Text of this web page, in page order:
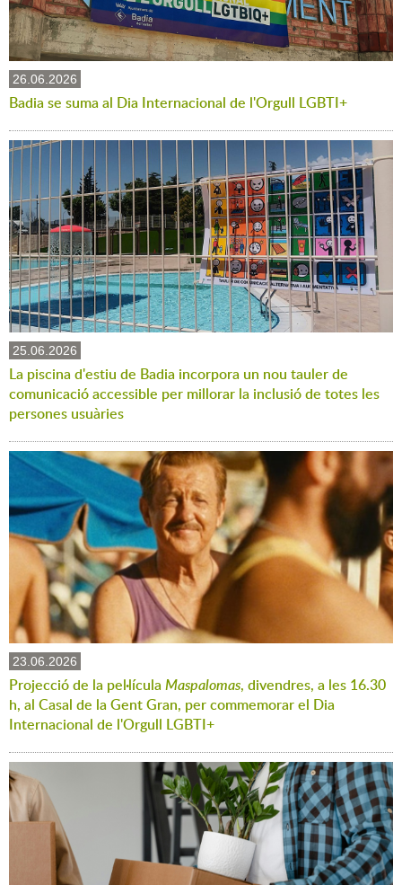
26.06.2026
Badia se suma al Dia Internacional de l'Orgull LGBTI+
25.06.2026
La piscina d'estiu de Badia incorpora un nou tauler de
comunicació accessible per millorar la inclusió de totes les
persones usuàries
23.06.2026
Projecció de la pel·lícula Maspalomas, divendres, a les 16.30
h, al Casal de la Gent Gran, per commemorar el Dia
Internacional de l'Orgull LGBTI+